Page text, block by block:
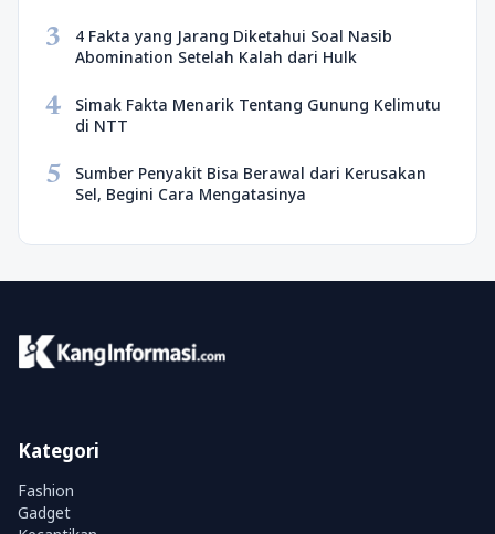
3
4 Fakta yang Jarang Diketahui Soal Nasib
Abomination Setelah Kalah dari Hulk
4
Simak Fakta Menarik Tentang Gunung Kelimutu
di NTT
5
Sumber Penyakit Bisa Berawal dari Kerusakan
Sel, Begini Cara Mengatasinya
Kategori
Fashion
Gadget